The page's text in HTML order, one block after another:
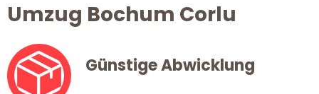
Umzug Bochum Corlu
Günstige Abwicklung